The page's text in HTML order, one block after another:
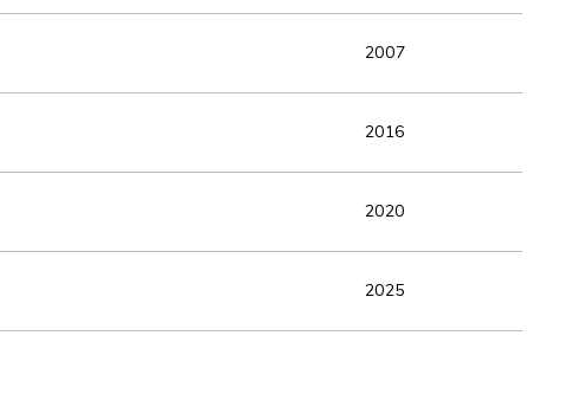
2007
2016
2020
2025